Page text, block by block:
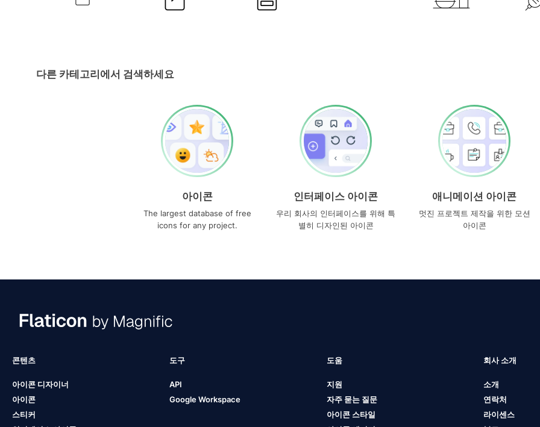
다른 카테고리에서 검색하세요
아이콘
The largest database of free
icons for any project.
인터페이스 아이콘
우리 회사의 인터페이스를 위해 특
별히 디자인된 아이콘
애니메이션 아이콘
멋진 프로젝트 제작을 위한 모션
아이콘
콘텐츠
아이콘 디자이너
아이콘
스티커
도구
API
Google Workspace
도움
지원
자주 묻는 질문
아이콘 스타일
회사 소개
소개
연락처
라이센스